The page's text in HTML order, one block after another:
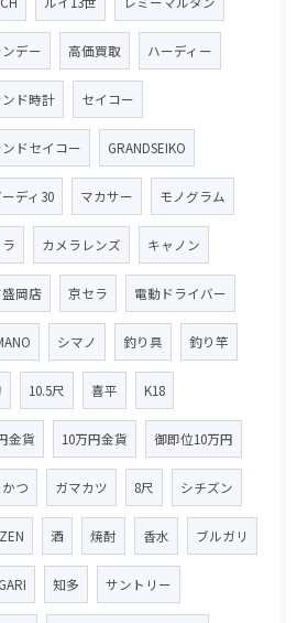
デー 高価買取 ハーディー
ド時計 セイコー
ドセイコー GRANDSEIKO
ディ30 マカサー モノグラム
カメラレンズ キャノン
岡店 京セラ 電動ドライバー
シマノ 釣り具 釣り竿
10.5尺 喜平 K18
金貨 10万円金貨 御即位10万円
つ ガマカツ 8尺 シチズン
酒 焼酎 香水 ブルガリ
知多 サントリー